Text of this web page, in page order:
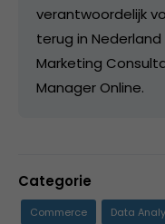
verantwoordelijk
terug in Nederland
Marketing
Manager Online.
Categorie
Commerce Data